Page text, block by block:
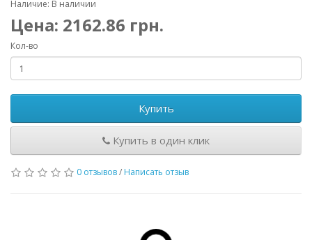
Наличие: В наличии
Цена: 2162.86 грн.
Кол-во
Купить
Купить в один клик
0 отзывов/ Написать отзыв